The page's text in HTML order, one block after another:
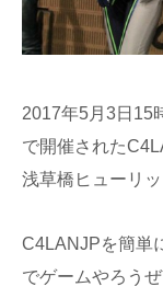
2017年5月3日15
で開催された
浅草橋ヒューリ
C4LANJPを簡単
でゲームやろう